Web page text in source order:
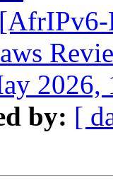
[AfrIPv6-
2026,
by: [